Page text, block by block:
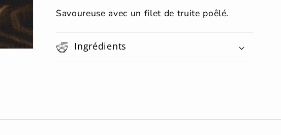
Savoureuse avec un filet de truite poêlé.
Ingrédients